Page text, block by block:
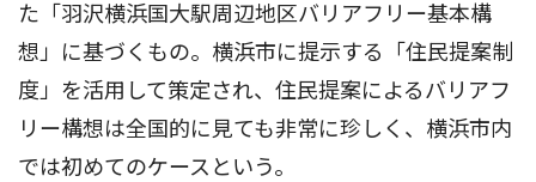
た「羽沢横浜国大駅周辺地区バリアフリー基本構
想」に基づくもの。横浜市に提示する「住民提案制
度」を活用して策定され、住民提案によるバリアフ
リー構想は全国的に見ても非常に珍しく、横浜市内
では初めてのケースという。